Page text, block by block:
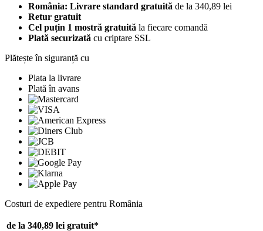
România: Livrare standard gratuită de la 340,89 lei
Retur gratuit
Cel puțin 1 mostră gratuită la fiecare comandă
Plată securizată cu criptare SSL
Plătește în siguranță cu
Plata la livrare
Plată în avans
Costuri de expediere pentru România
de la 340,89 lei gratuit*